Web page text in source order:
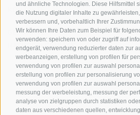
und ähnliche Technologien. Diese Hilfsmittel
die Nutzung digitaler Inhalte zu
verbessern und, vorbehaltlich Ihrer
Wir können Ihre Daten zum Beispiel für
verwenden: speichern von oder zugriff auf
endgerät, verwendung reduzierter daten zur
werbeanzeigen, erstellung von profilen für
verwendung von profilen zur auswahl
erstellung von profilen zur personalisierung
verwendung von profilen zur auswahl
messung der werbeleistung, messung der
analyse von zielgruppen durch statistiken
daten aus verschiedenen quellen,
KONTAKTE
GEFÜHRTE
NATURERLEBNISSE